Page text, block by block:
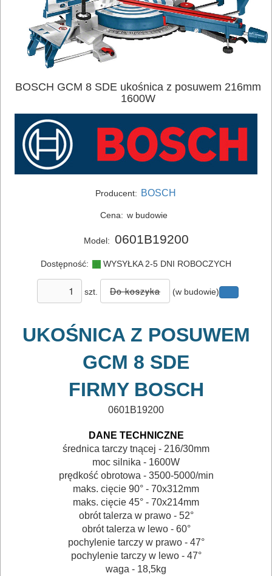
frezarki
klucze
udarowe
lamelownice
lutownice
mieszadła
młotowiertarki
młoty
nożyce
odkurzacze
BOSCH GCM 8 SDE ukośnica z posuwem 216mm
1600W
Producent: BOSCH
Cena: w budowie
Model: 0601B19200
Dostępność: WYSYŁKA 2-5 DNI ROBOCZYCH
szt. (w budowie)
UKOŚNICA Z POSUWEM
GCM 8 SDE
FIRMY BOSCH
0601B19200
DANE TECHNICZNE
średnica tarczy tnącej - 216/30mm
moc silnika - 1600W
prędkość obrotowa - 3500-5000/min
maks. cięcie 90° - 70x312mm
maks. cięcie 45° - 70x214mm
obrót talerza w prawo - 52°
obrót talerza w lewo - 60°
pochylenie tarczy w prawo - 47°
pochylenie tarczy w lewo - 47°
waga - 18,5kg